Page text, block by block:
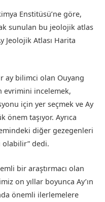
Enstitüsü’ne göre,
sunulan bu jeolojik atlas
Jeolojik Atlası Harita
ay bilimci olan Ouyang
evrimini incelemek,
için yer seçmek ve Ay
önem taşıyor. Ayrıca
diğer gezegenleri
olabilir” dedi.
bir araştırmacı olan
on yıllar boyunca Ay’ın
önemli ilerlemelere